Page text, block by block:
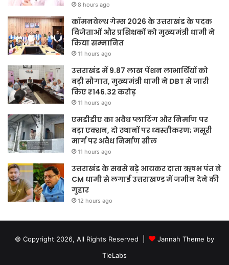
8 hours ago
कॉमनवेल्थ गेम्स 2026 के उत्तराखंड के पदक
विजेताओं और प्रशिक्षकों को मुख्यमंत्री धामी ने
किया सम्मानित
11 hours ago
उत्तराखंड में 9.87 लाख पेंशन लाभार्थियों को
बड़ी सौगात, मुख्यमंत्री धामी ने DBT से जारी
किए ₹146.32 करोड़
11 hours ago
एमडीडीए का अवैध प्लाटिंग और निर्माण पर
बड़ा एक्शन, दो स्थानों पर ध्वस्तीकरण; मसूरी
मार्ग पर अवैध निर्माण सील
11 hours ago
उत्तराखंड के सबसे बड़े आयकर दाता ऋषभ पंत ने
CM धामी से लगाई उत्तराखण्ड में जमीन देने की
गुहार
12 hours ago
© Copyright 2026, All Rights Reserved |
Jannah Theme by
TieLabs